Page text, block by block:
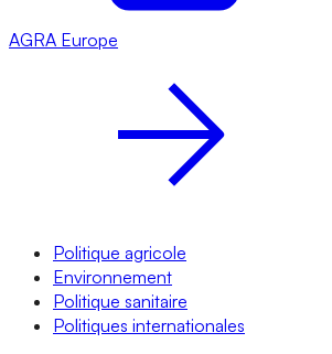
AGRA Europe
Politique agricole
Environnement
Politique sanitaire
Politiques internationales